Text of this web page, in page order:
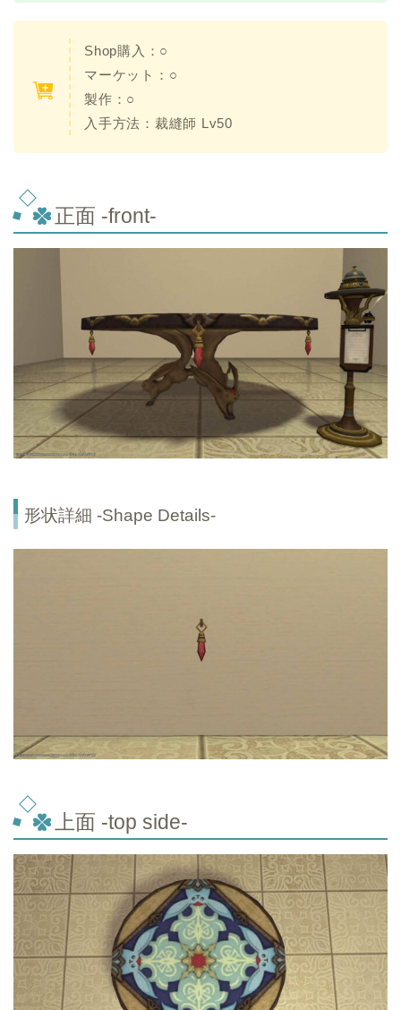
Shop購入：○
マーケット：○
製作：○
入手方法：裁縫師 Lv50
正面 -front-
形状詳細 -Shape Details-
上面 -top side-